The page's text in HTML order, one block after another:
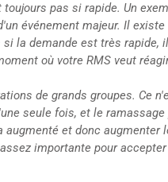
pas si rapide. Un
événement majeur. Il
la demande est très
où votre RMS veut
de grands groupes. Ce
seule fois, et le
augmenté et donc
importante pour